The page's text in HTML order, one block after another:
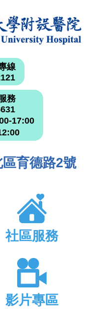
線
務
17:00
育德路2號
社區服務
影片專區